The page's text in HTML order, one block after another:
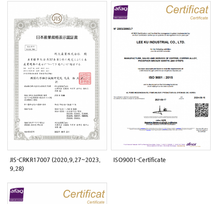
JIS-CRKR17007 (2020.9.27~2023.
9.28)
ISO9001-Certificate